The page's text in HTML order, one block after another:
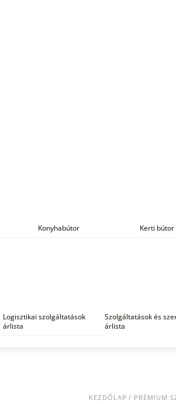
Konyhabútor Kerti bútor
Logisztikai szolgáltatások
árlista
Szolgáltatások és
árlista
KEZDŐLAP / PRÉMIUM